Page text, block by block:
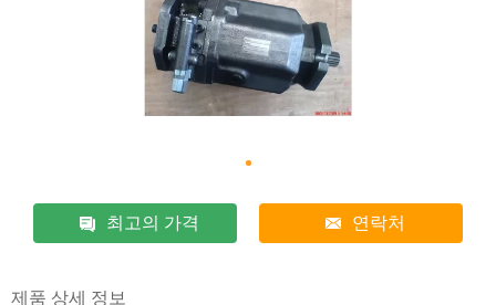
최고의 가격 연락처
제품 상세 정보